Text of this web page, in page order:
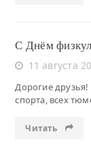
С Днём
11 августа
Дорогие
спорта, всех
Читать